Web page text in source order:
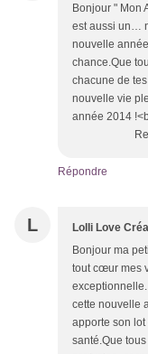
Bonjour " Mon
est aussi un…
nouvelle
chance.Que
chacune de
nouvelle vie
année 2014
Répondre
L Lolli Love
Bonjour ma
tout cœur mes
cette nouvelle
apporte son lot
santé.Que